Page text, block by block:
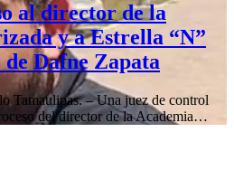
al director de la
y a Estrella “N”
Dafne Zapata
Tamaulipas. – Una juez de control
del director de la Academia…